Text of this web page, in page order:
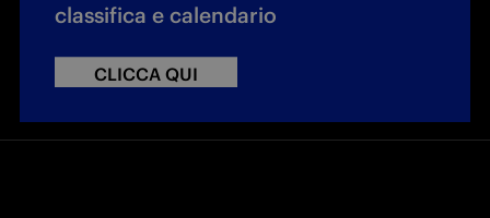
classifica e calendario
CLICCA QUI